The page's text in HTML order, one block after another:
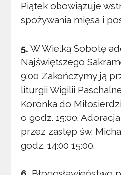
Piątek obowiązuje
spożywania mięsa i
5. W Wielką Sobotę
Najświętszego
9:00 Zakończymy ją
liturgii Wigilii
Koronka do
o godz. 15:00.
przez zastęp św.
godz. 14:00 15:00.